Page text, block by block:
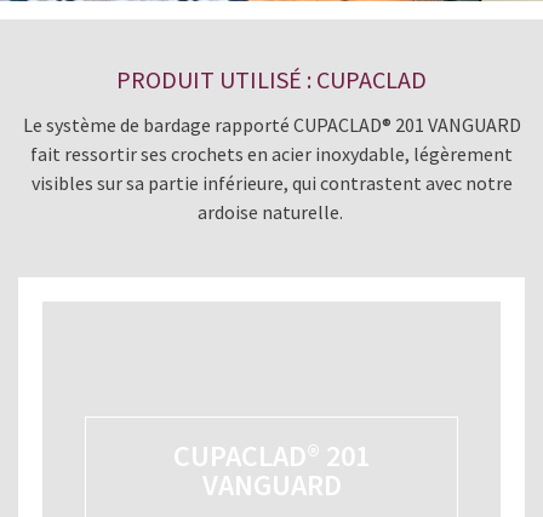
PRODUIT UTILISÉ : CUPACLAD
Le système de bardage rapporté CUPACLAD® 201 VANGUARD
fait ressortir ses crochets en acier inoxydable, légèrement
visibles sur sa partie inférieure, qui contrastent avec notre
ardoise naturelle.
CUPACLAD® 201
VANGUARD